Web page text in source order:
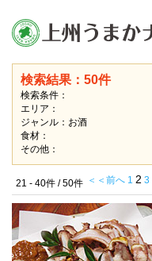
検索結果：50件
検索条件：
エリア：
ジャンル：お酒
食材：
その他：
21 - 40件 / 50件 ＜＜前へ 1 2 3